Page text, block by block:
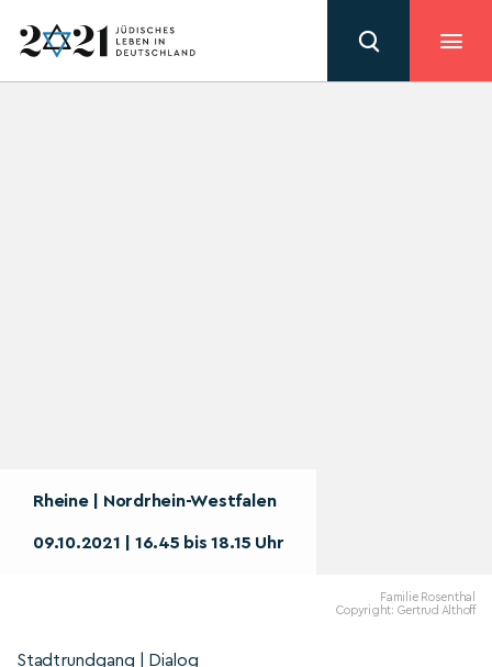
Rheine | Nordrhein-Westfalen
09.10.2021 | 16.45 bis 18.15 Uhr
Familie Rosenthal
Copyright: Gertrud Althoff
Stadtrundgang | Dialog